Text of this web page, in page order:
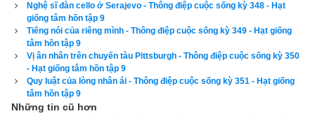
Tác giả bài viết:Thầy Uri – Tổng biên tập chuyên mục giác ngộ
Nguồn tin:
Nghệ sĩ đàn cello ở Serajevo - Thông điệp cuộc sống kỳ 348 - Hạt
giống tâm hồn tập 9
Tiếng nói của riêng mình - Thông điệp cuộc sống kỳ 349 - Hạt giống
tâm hồn tập 9
Vị ân nhân trên chuyến tàu Pittsburgh - Thông điệp cuộc sống kỳ 350
- Hạt giống tâm hồn tập 9
Quy luật của lòng nhân ái - Thông điệp cuộc sống kỳ 351 - Hạt giống
tâm hồn tập 9
Những tin cũ hơn